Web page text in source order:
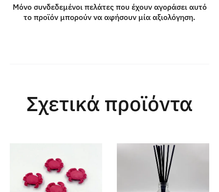
Α
σ
Μόνο συνδεδεμένοι πελάτες που έχουν αγοράσει αυτό
το προϊόν μπορούν να αφήσουν μία αξιολόγηση.
Σχετικά προϊόντα